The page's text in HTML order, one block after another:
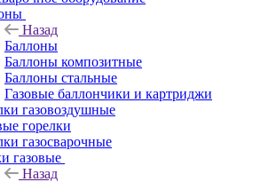
Назад
Баллоны
Баллоны композитные
Баллоны стальные
Газовые баллончики и картриджи
газовоздушные
горелки
газосварочные
газовые
Назад